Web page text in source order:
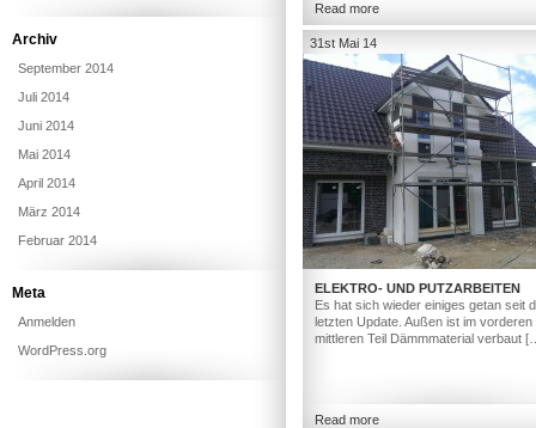
Read more
31st Mai 14
ELEKTRO- UND PUTZARBEITEN
Es hat sich wieder einiges getan seit
letzten Update. Außen ist im vorderen
mittleren Teil Dämmmaterial verbaut
Read more
Archiv
September 2014
Juli 2014
Juni 2014
Mai 2014
April 2014
März 2014
Februar 2014
Meta
Anmelden
WordPress.org